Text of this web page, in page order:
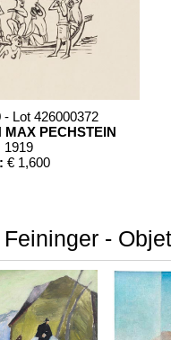
- Lot 426000372
MAX PECHSTEIN
1919
€ 1,600
Feininger -